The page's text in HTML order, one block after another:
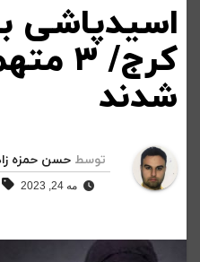
اسیدپاشی
کرج/
شدند
توسط حسن حمزه
مه 24, 2023